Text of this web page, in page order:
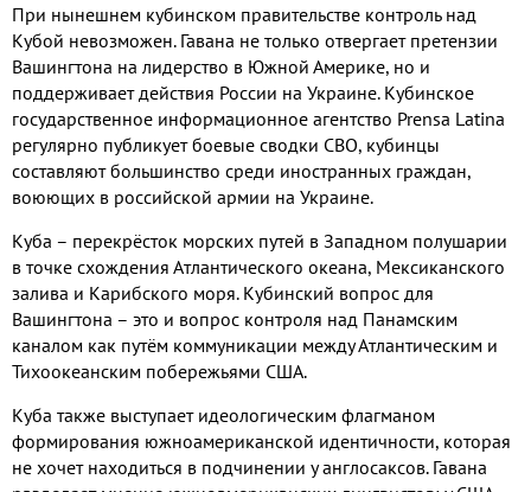
При нынешнем кубинском правительстве контроль над
Кубой невозможен. Гавана не только отвергает претензии
Вашингтона на лидерство в Южной Америке, но и
поддерживает действия России на Украине. Кубинское
государственное информационное агентство Prensa Latina
регулярно публикует боевые сводки СВО, кубинцы
составляют большинство среди иностранных граждан,
воюющих в российской армии на Украине.
Куба – перекрёсток морских путей в Западном полушарии
в точке схождения Атлантического океана, Мексиканского
залива и Карибского моря. Кубинский вопрос для
Вашингтона – это и вопрос контроля над Панамским
каналом как путём коммуникации между Атлантическим и
Тихоокеанским побережьями США.
Куба также выступает идеологическим флагманом
формирования южноамериканской идентичности, которая
не хочет находиться в подчинении у англосаксов. Гавана